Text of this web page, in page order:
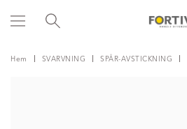
Hem SVARVNING SPÅR-AVSTICKNING